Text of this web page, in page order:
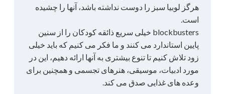
هرگز لوبیا سبز را دوست نداشته باشد، آنها را چشیده
است.
blockbusters خیلی سریع ذائقه کودکان را از سنین
پایین استاندارد می کنند و ما فکر می کنیم که باید خیلی
زود تلاش کنیم تا تنوع بیشتری به آنها ارائه دهیم، این در
مورد ادبیات، موسیقی، هنرهای تجسمی و همچنین برای
وعده های غذایی صدق می کند.